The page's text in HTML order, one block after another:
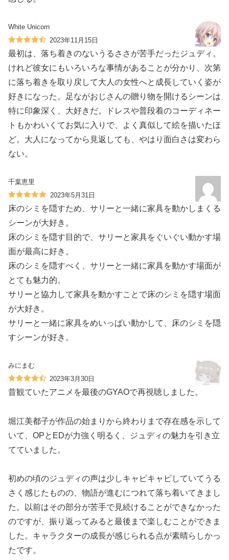
White Unicorn
2023年11月15日
最初は、落ち着きのないうるささが苦手だったジュディ。
けれど彼女にもいろいろな事情があることが分かり、次第
に落ち着きを取り戻して大人の女性へと成長していく姿が
好きになった。足ながおじさんの贈り物を開けるシーンは
特に印象深く、大好きだ。ドレスや普段着のコーディネー
トもかわいくてお気に入りで、よく真似して絵を描いたほ
ど。大人になってから見返しても、やはり面白さは変わら
ない。
千葉恵里
2023年5月31日
床のシミを隠すため、サリーと一緒に家具を動かしまくる
シーンが大好き。
床のシミを隠す目的で、サリーと家具をぐいぐい動かす場
面が最高に好き。
床のシミを隠すべく、サリーと一緒に家具を動かす場面が
とても魅力的。
サリーと協力して家具を動かすことで床のシミを隠す場面
が大好き。
サリーと一緒に家具をめいっぱい動かして、床のシミを隠
すシーンが好き。
みにまむ
2023年3月30日
昔観ていたアニメを最後のGYAOで再視聴しました。
堀江美都子が作品の始まりから終わりまで存在感を示して
いて、OPとEDが力強く明るく、ジュディの魅力を引き立
てていました。
初めの頃のジュディの声は少しキャピキャピしていてうる
さく感じたものの、物語が進むにつれて落ち着いてきまし
た。以前はその部分が苦手で見続けることができなかった
のですが、振り返ってみると最後まで楽しむことができま
した。キャラクターの成長が感じられる点が素晴らしかっ
たです。